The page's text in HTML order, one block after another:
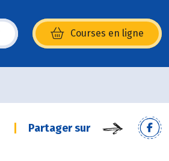
Courses en ligne
fenêtre)
Partager sur